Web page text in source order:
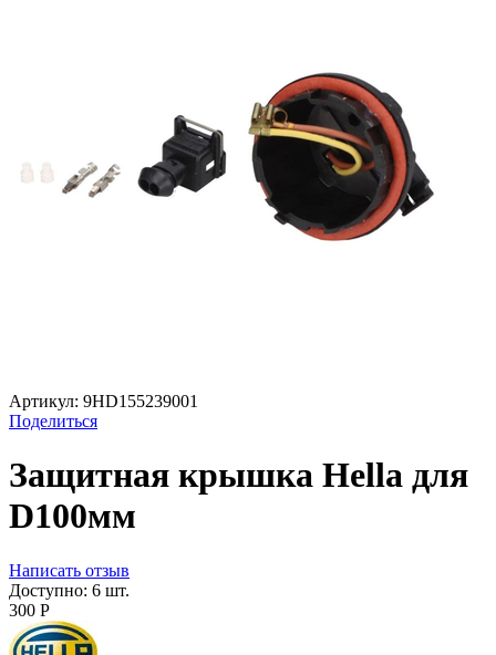
Артикул: 9HD155239001
Поделиться
Защитная крышка Hella для
D100мм
Написать отзыв
Доступно: 6 шт.
300 Р